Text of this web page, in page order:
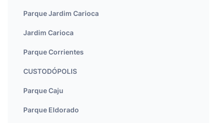
Parque Jardim Carioca
Jardim Carioca
Parque Corrientes
CUSTODÓPOLIS
Parque Caju
Parque Eldorado